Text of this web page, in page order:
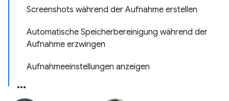
Screenshots während der Aufnahme erstellen
Automatische Speicherbereinigung während der
Aufnahme erzwingen
Aufnahmeeinstellungen anzeigen